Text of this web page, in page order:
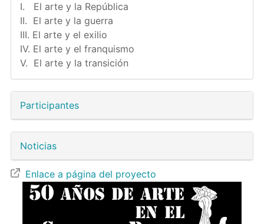
I. El arte y la República
II. El arte y la guerra
III. El arte y el exilio
IV. El arte y el franquismo
V. El arte y la transición
Participantes
Noticias
Enlace a página del proyecto